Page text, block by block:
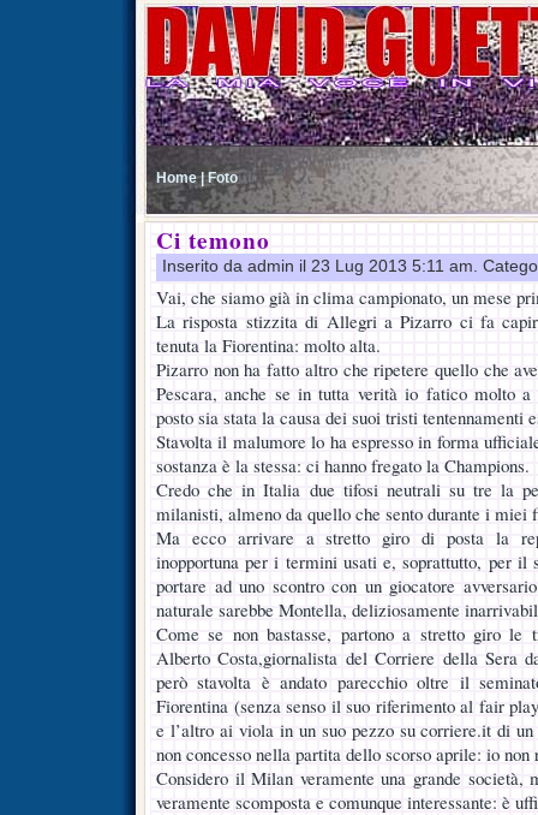
Home | Foto
Ci temono
Inserito da admin il 23 Lug 2013 5:11 am.
Vai, che siamo già in clima campionato, un mese
La risposta stizzita di Allegri a Pizarro ci fa
tenuta la Fiorentina: molto alta.
Pizarro non ha fatto altro che ripetere quello che
Pescara, anche se in tutta verità io fatico molto
posto sia stata la causa dei suoi tristi tentennamenti
Stavolta il malumore lo ha espresso in forma
sostanza è la stessa: ci hanno fregato la Champions.
Credo che in Italia due tifosi neutrali su tre la
milanisti, almeno da quello che sento durante i
Ma ecco arrivare a stretto giro di posta la
inopportuna per i termini usati e, soprattutto, per il
portare ad uno scontro con un giocatore
naturale sarebbe Montella, deliziosamente
Come se non bastasse, partono a stretto giro le
Alberto Costa,giornalista del Corriere della Sera
però stavolta è andato parecchio oltre il
Fiorentina (senza senso il suo riferimento al fair
e l’altro ai viola in un suo pezzo su corriere.it di
non concesso nella partita dello scorso aprile: io non
Considero il Milan veramente una grande società,
veramente scomposta e comunque interessante: è